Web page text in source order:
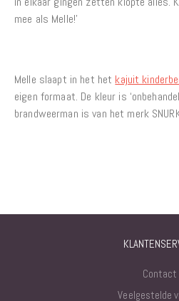
mee als Melle!’
Melle slaapt in het het kajuit
eigen formaat. De kleur is
brandweerman is van het merk
Contact
Veelgestelde